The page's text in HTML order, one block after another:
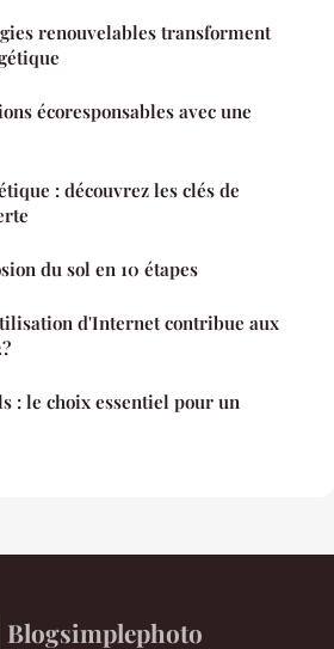
renouvelables transforment
écoresponsables avec une
: découvrez les clés de
du sol en 10 étapes
d'Internet contribue aux
: le choix essentiel pour un
Blogsimplephoto